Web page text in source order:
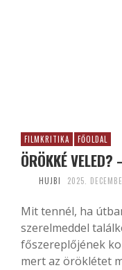
FILMKRITIKA FŐOLDAL
ÖRÖKKÉ
HUJBI 2025.
Mit tennél, ha
szerelmeddel
főszereplőjének
mert az öröklétet